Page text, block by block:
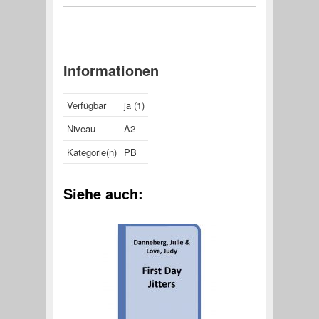
Informationen
Verfügbar
ja (1)
Niveau
A2
Kategorie(n) PB
Siehe auch: